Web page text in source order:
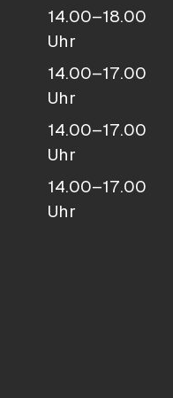
14.00–18.00
Uhr
14.00–17.00
Uhr
14.00–17.00
Uhr
14.00–17.00
Uhr